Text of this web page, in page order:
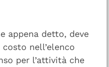
appena detto, deve
nell’elenco
per l’attività che